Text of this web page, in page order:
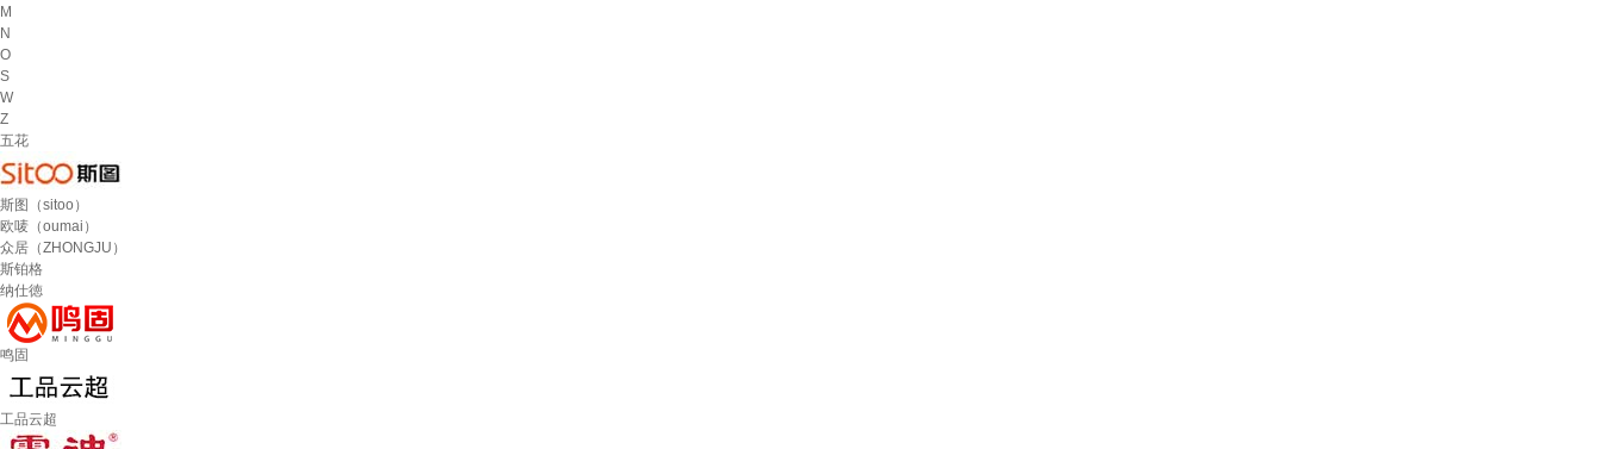
M
N
O
S
W
Z
五花
斯图（sitoo）
欧唛（oumai）
众居（ZHONGJU）
斯铂格
纳仕徳
鸣固
工品云超